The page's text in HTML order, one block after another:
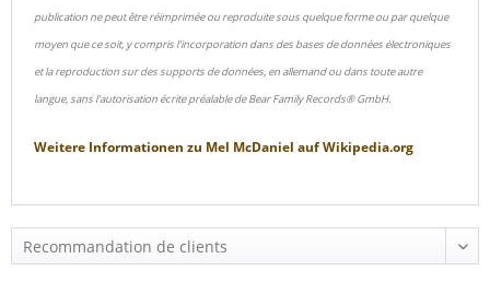
publication ne peut être réimprimée ou reproduite sous quelque forme ou par quelque
moyen que ce soit, y compris l'incorporation dans des bases de données électroniques
et la reproduction sur des supports de données, en allemand ou dans toute autre
langue, sans l'autorisation écrite préalable de Bear Family Records® GmbH.
Weitere Informationen zu Mel McDaniel aufWikipedia.org